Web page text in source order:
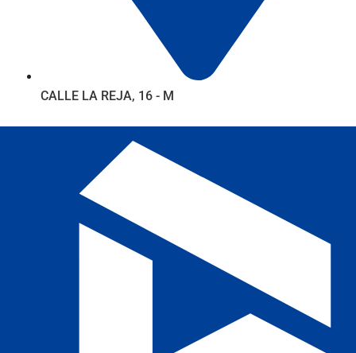
CALLE LA REJA, 16 - M